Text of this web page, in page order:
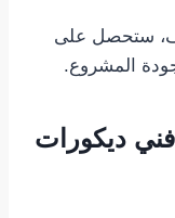
ستحصل على
المشروع.
ديكورات